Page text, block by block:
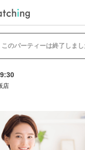
このパーティーは終了しまし
店